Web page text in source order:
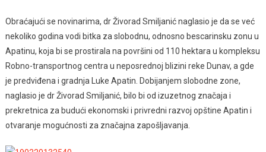
Obraćajući se novinarima, dr Živorad Smiljanić naglasio je da se već
nekoliko godina vodi bitka za slobodnu, odnosno bescarinsku zonu u
Apatinu, koja bi se prostirala na površini od 110 hektara u kompleksu
Robno-transportnog centra u neposrednoj blizini reke Dunav, a gde
je predviđena i gradnja Luke Apatin. Dobijanjem slobodne zone,
naglasio je dr Živorad Smiljanić, bilo bi od izuzetnog značaja i
prekretnica za budući ekonomski i privredni razvoj opštine Apatin i
otvaranje mogućnosti za značajna zapošljavanja.